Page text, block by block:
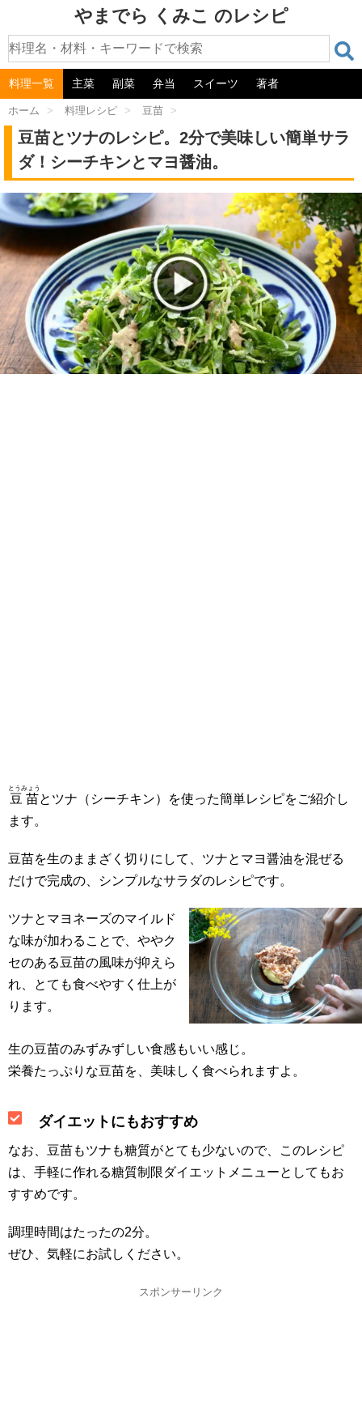
やまでら くみこ のレシピ
料理一覧 主菜 副菜 弁当 スイーツ 著者
ホーム > 料理レシピ > 豆苗 >
豆苗とツナのレシピ。2分で美味しい簡単サラ
ダ！シーチキンとマヨ醤油。
豆苗
とうみょう
とツナ（シーチキン）を使った簡単レシピをご紹介し
ます。
豆苗を生のままざく切りにして、ツナとマヨ醤油を混ぜる
だけで完成の、シンプルなサラダのレシピです。
ツナとマヨネーズのマイルド
な味が加わることで、ややク
セのある豆苗の風味が抑えら
れ、とても食べやすく仕上が
ります。
生の豆苗のみずみずしい食感もいい感じ。
栄養たっぷりな豆苗を、美味しく食べられますよ。
ダイエットにもおすすめ
なお、豆苗もツナも糖質がとても少ないので、このレシピ
は、手軽に作れる糖質制限ダイエットメニューとしてもお
すすめです。
調理時間はたったの2分。
ぜひ、気軽にお試しください。
スポンサーリンク